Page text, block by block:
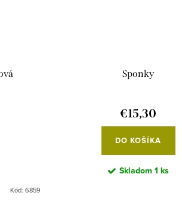
Kód: 6859
Sponky
€15,30
DO KOŠÍKA
Skladom 1 ks